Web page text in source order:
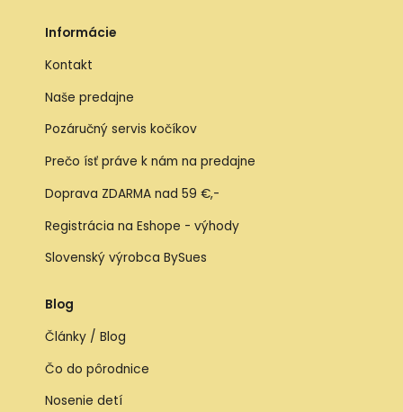
Informácie
Kontakt
Naše predajne
Pozáručný servis kočíkov
Prečo ísť práve k nám na predajne
Doprava ZDARMA nad 59 €,-
Registrácia na Eshope - výhody
Slovenský výrobca BySues
Blog
Články / Blog
Čo do pôrodnice
Nosenie detí